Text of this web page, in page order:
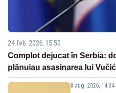
24 feb. 2026, 15:50
Complot dejucat în Serbia:
plănuiau asasinarea lui Vučić
8 aug. 2026, 14:34